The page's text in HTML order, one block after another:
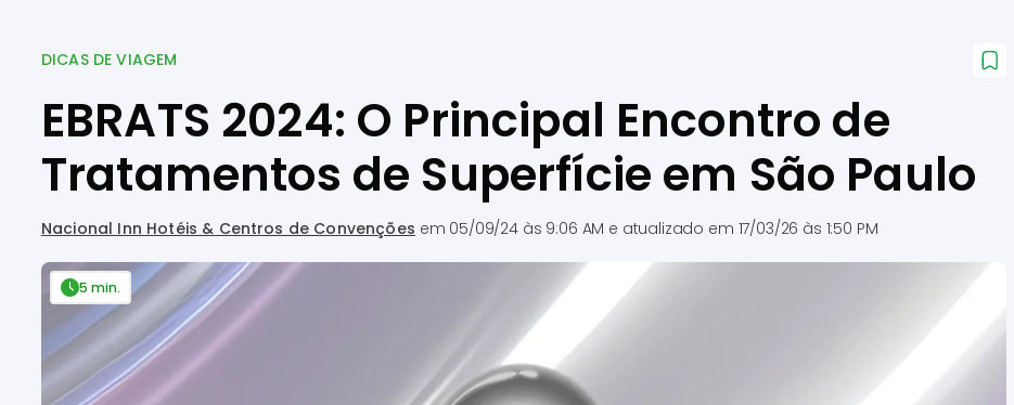
DICAS DE VIAGEM
EBRATS 2024: O Principal Encontro de
Tratamentos de Superfície em São Paulo
Nacional Inn Hotéis & Centros de Convenções em 05/09/24 às 9:06 AM e atualizado em 17/03/26 às 1:50 PM
5 min.